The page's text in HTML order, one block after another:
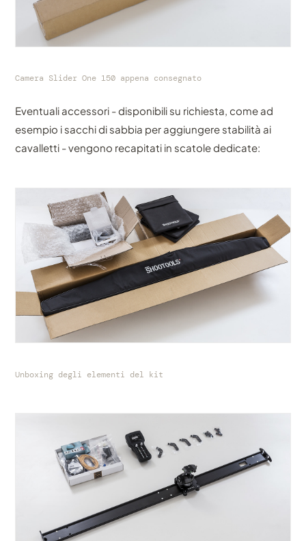
Camera Slider One 150 appena consegnato
Eventuali accessori - disponibili su richiesta, come ad
esempio i sacchi di sabbia per aggiungere stabilità ai
cavalletti - vengono recapitati in scatole dedicate:
Unboxing degli elementi del kit